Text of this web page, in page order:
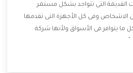
القديمة التى تتواجد بشكل مستمر
الاشخاص وفى كل الأجهزة التى تقدمها
ما يتوافر فى الأسواق ولأنها شركة
والخصومات التى تسهل على